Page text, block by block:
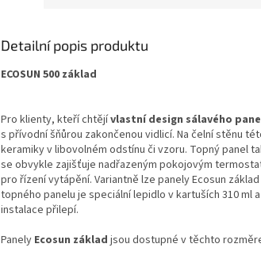
Detailní popis produktu
ECOSUN 500 základ
Pro klienty, kteří chtějívlastní design sálavého
s přívodní šňůrou zakončenou vidlicí. Na čelní stěnu
keramiky v libovolném odstínu či vzoru. Topný panel
se obvykle zajišťuje nadřazeným pokojovým
pro řízení vytápění. Variantně lze panely Ecosun
topného panelu je speciální lepidlo v kartuších 310
instalace přilepí.
Panely Ecosun základ jsou dostupné v těchto